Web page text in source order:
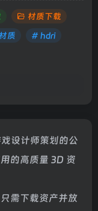
材质下载
质
# hdri
设计师策划的公
的高质量 3D 资
需下载资产并放